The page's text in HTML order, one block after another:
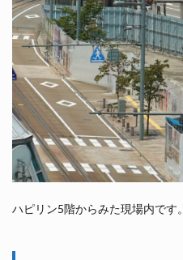
ハピリン5階からみた現場内です。